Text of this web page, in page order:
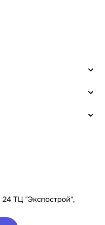
ТЦ "Экспострой",